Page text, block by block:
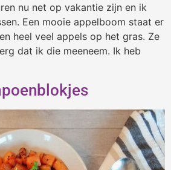
nu net op vakantie zijn en ik
Een mooie appelboom staat er
heel veel appels op het gras. Ze
dat ik die meeneem. Ik heb